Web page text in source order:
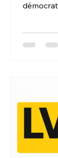
et
LV3D
pointe et